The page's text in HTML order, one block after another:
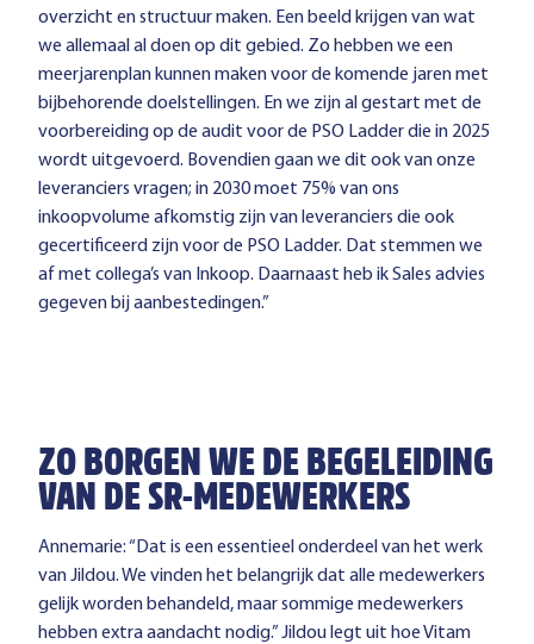
overzicht en structuur maken. Een beeld krijgen van wat
we allemaal al doen op dit gebied. Zo hebben we een
meerjarenplan kunnen maken voor de komende jaren met
bijbehorende doelstellingen. En we zijn al gestart met de
voorbereiding op de audit voor de PSO Ladder die in 2025
wordt uitgevoerd. Bovendien gaan we dit ook van onze
leveranciers vragen; in 2030 moet 75% van ons
inkoopvolume afkomstig zijn van leveranciers die ook
gecertificeerd zijn voor de PSO Ladder. Dat stemmen we
af met collega’s van Inkoop. Daarnaast heb ik Sales advies
gegeven bij aanbestedingen.”
ZO BORGEN WE DE BEGELEIDING
VAN DE SR-MEDEWERKERS
Annemarie: “Dat is een essentieel onderdeel van het werk
van Jildou. We vinden het belangrijk dat alle medewerkers
gelijk worden behandeld, maar sommige medewerkers
hebben extra aandacht nodig.” Jildou legt uit hoe Vitam